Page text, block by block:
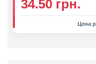
34.50 грн.
Цена